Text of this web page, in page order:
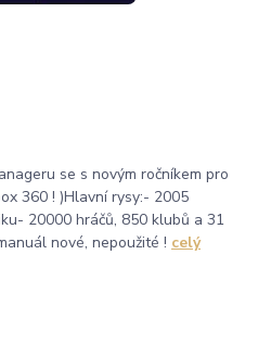
se s novým ročníkem pro
360 ! )Hlavní rysy:- 2005
20000 hráčů, 850 klubů a 31
nové, nepoužité ! celý